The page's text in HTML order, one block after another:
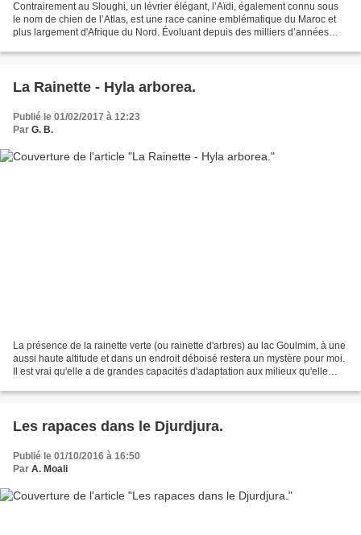
Contrairement au Sloughi, un lévrier élégant, l’Aïdi, également connu sous
le nom de chien de l’Atlas, est une race canine emblématique du Maroc et
plus largement d'Afrique du Nord. Évoluant depuis des milliers d’années
La Rainette - Hyla arborea.
Publié le 01/02/2017 à 12:23
Par G. B.
La présence de la rainette verte (ou rainette d'arbres) au lac Goulmim, à une
aussi haute altitude et dans un endroit déboisé restera un mystère pour moi.
Il est vrai qu'elle a de grandes capacités d'adaptation aux milieux qu'elle
Les rapaces dans le Djurdjura.
Publié le 01/10/2016 à 16:50
Par A. Moali